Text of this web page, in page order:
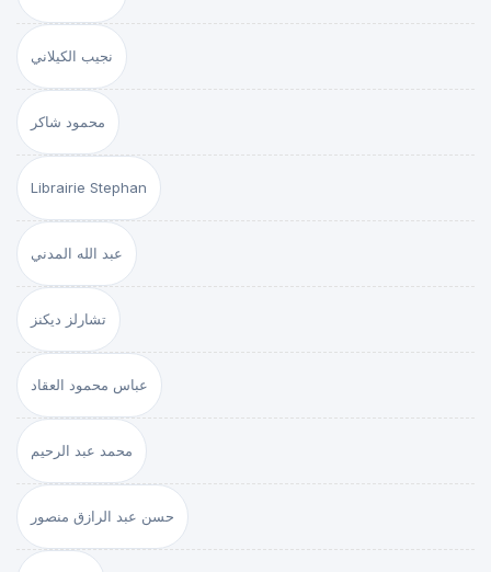
نجيب الكيلاني
محمود شاكر
Librairie Stephan
عبد الله المدني
تشارلز ديكنز
عباس محمود العقاد
محمد عبد الرحيم
حسن عبد الرازق منصور